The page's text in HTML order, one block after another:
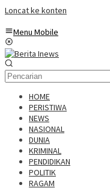
Loncat ke konten
Menu Mobile
HOME
PERISTIWA
NEWS
NASIONAL
DUNIA
KRIMINAL
PENDIDIKAN
POLITIK
RAGAM